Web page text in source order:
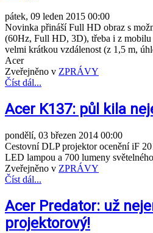
pátek, 09 leden 2015 00:00
Novinka přináší Full HD obraz s
(60Hz, Full HD, 3D), třeba i z mobilu
velmi krátkou vzdálenost (z 1,5 m,
Acer
Zveřejněno v ZPRÁVY
Číst dál...
Acer K137: půl kila
pondělí, 03 březen 2014 00:00
Cestovní DLP projektor ocenění iF
LED lampou a 700 lumeny
Zveřejněno v ZPRÁVY
Číst dál...
Acer Predator: už
projektorový!